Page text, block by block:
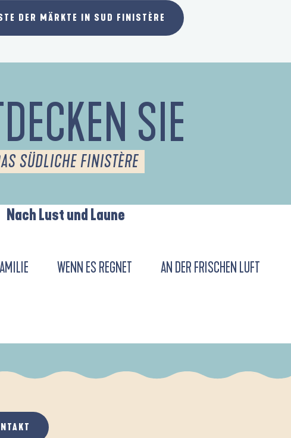
DER MÄRKTE IN SUD FINISTÈRE
SIE
SÜDLICHE FINISTÈRE
Nach Lust und Laune
WENN ES REGNET AN DER FRISCHEN LUFT